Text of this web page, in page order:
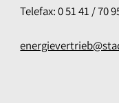
Telefax: 0 51 41 / 70